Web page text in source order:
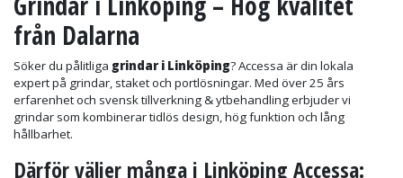
från Dalarna
Söker du pålitliga grindar i Linköping? Accessa är din lokala
expert på grindar, staket och portlösningar. Med över 25 års
erfarenhet och svensk tillverkning & ytbehandling erbjuder vi
grindar som kombinerar tidlös design, hög funktion och lång
hållbarhet.
Därförväljer många i Linköping Accessa: